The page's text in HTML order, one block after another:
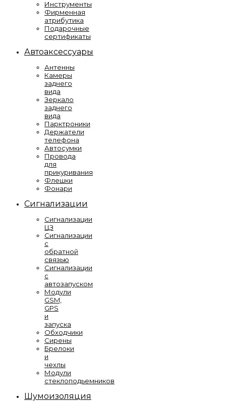
Инструменты
Фирменная
атрибутика
Подарочные
сертификаты
Автоаксессуары
Антенны
Камеры
заднего
вида
Зеркало
заднего
вида
Парктроники
Держатели
телефона
Автосумки
Провода
для
прикуривания
Флешки
Фонари
Сигнализации
Сигнализации
ЦЗ
Сигнализации
с
обратной
связью
Сигнализации
с
автозапуском
Модули
GSM,
GPS
и
запуска
Обходчики
Сирены
Брелоки
и
чехлы
Модули
стеклоподьемников
Шумоизоляция